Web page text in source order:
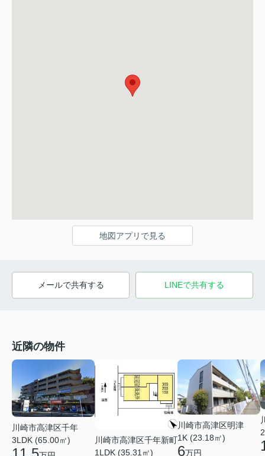
地図アプリで見る
メールで共有する LINEで共有する
近隣の物件
川崎市高津区千年
3LDK (65.00㎡)
川崎市高津区千年新町
1LDK (35.31㎡)
川崎市高津区明津
1K (23.18㎡)
6万円